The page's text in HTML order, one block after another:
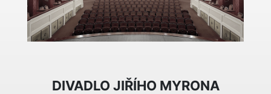
DIVADLO JIŘÍHO MYRONA